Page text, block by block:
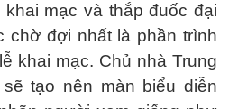
mạc và thắp đuốc đại
chờ đợi nhất là phần trình
khai mạc. Chủ nhà Trung
tạo nên màn biểu diễn